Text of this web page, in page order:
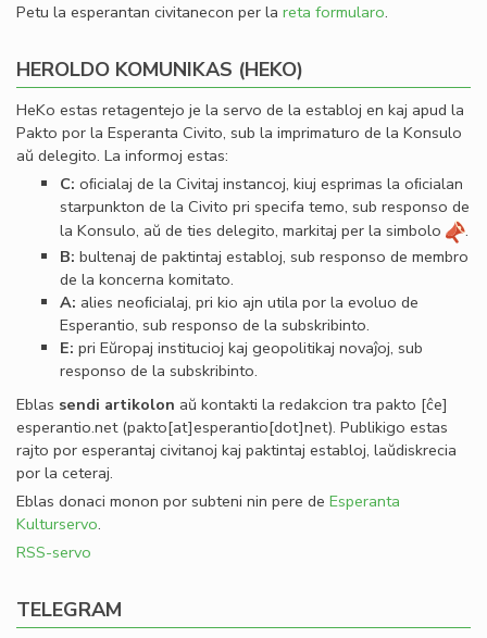
Petu la esperantan civitanecon per la reta formularo.
HEROLDO KOMUNIKAS (HEKO)
HeKo estas retagentejo je la servo de la establoj en kaj apud la
Pakto por la Esperanta Civito, sub la imprimaturo de la Konsulo
aŭ delegito. La informoj estas:
C: oﬁcialaj de la Civitaj instancoj, kiuj esprimas la oﬁcialan
starpunkton de la Civito pri specifa temo, sub responso de
la Konsulo, aŭ de ties delegito, markitaj per la simbolo
.
B: bultenaj de paktintaj establoj, sub responso de membro
de la koncerna komitato.
A: alies neoﬁcialaj, pri kio ajn utila por la evoluo de
Esperantio, sub responso de la subskribinto.
E: pri Eŭropaj institucioj kaj geopolitikaj novaĵoj, sub
responso de la subskribinto.
Eblas sendi artikolon aŭ kontakti la redakcion tra pakto [ĉe]
esperantio.net(pakto[at]esperantio[dot]net). Publikigo estas
rajto por esperantaj civitanoj kaj paktintaj establoj, laŭdiskrecia
por la ceteraj.
Eblas donaci monon por subteni nin pere de Esperanta
Kulturservo.
RSS-servo
TELEGRAM